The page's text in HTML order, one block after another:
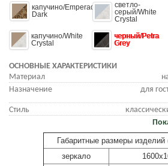
капучино/Emperador
Dark
светло-
серый/White
Crystal
капучино/White
Crystal
черный/Petra
Grey
ОСНОВНЫЕ ХАРАКТЕРИСТИКИ
Материал
Назначение
для
Стиль
Габаритные размеры
зеркало